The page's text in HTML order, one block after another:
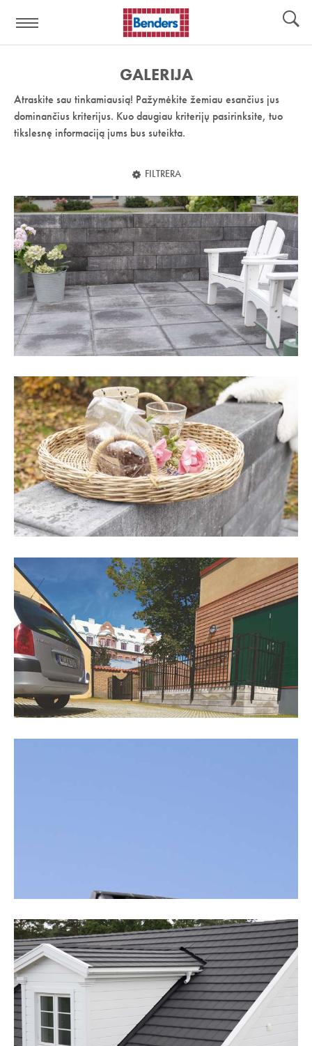
nuoroda:
GALERIJA
Atraskite sau tinkamiausią! Pažymėkite žemiau esančius jus
dominančius kriterijus. Kuo daugiau kriterijų pasirinksite, tuo
tikslesnę informaciją jums bus suteikta.
FILTRERA